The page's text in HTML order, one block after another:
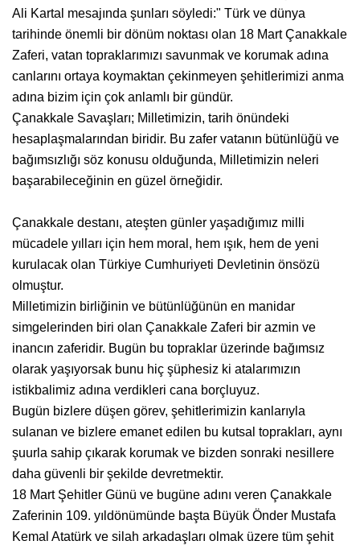
Ali Kartal mesajında şunları söyledi:" Türk ve dünya
tarihinde önemli bir dönüm noktası olan 18 Mart Çanakkale
Zaferi, vatan topraklarımızı savunmak ve korumak adına
canlarını ortaya koymaktan çekinmeyen şehitlerimizi anma
adına bizim için çok anlamlı bir gündür.
Çanakkale Savaşları; Milletimizin, tarih önündeki
hesaplaşmalarından biridir. Bu zafer vatanın bütünlüğü ve
bağımsızlığı söz konusu olduğunda, Milletimizin neleri
başarabileceğinin en güzel örneğidir.
Çanakkale destanı, ateşten günler yaşadığımız milli
mücadele yılları için hem moral, hem ışık, hem de yeni
kurulacak olan Türkiye Cumhuriyeti Devletinin önsözü
olmuştur.
Milletimizin birliğinin ve bütünlüğünün en manidar
simgelerinden biri olan Çanakkale Zaferi bir azmin ve
inancın zaferidir. Bugün bu topraklar üzerinde bağımsız
olarak yaşıyorsak bunu hiç şüphesiz ki atalarımızın
istikbalimiz adına verdikleri cana borçluyuz.
Bugün bizlere düşen görev, şehitlerimizin kanlarıyla
sulanan ve bizlere emanet edilen bu kutsal toprakları, aynı
şuurla sahip çıkarak korumak ve bizden sonraki nesillere
daha güvenli bir şekilde devretmektir.
18 Mart Şehitler Günü ve bugüne adını veren Çanakkale
Zaferinin 109. yıldönümünde başta Büyük Önder Mustafa
Kemal Atatürk ve silah arkadaşları olmak üzere tüm şehit